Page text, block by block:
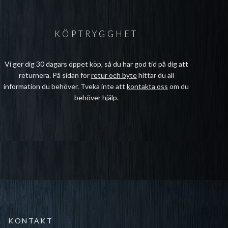
KÖPTRYGGHET
Vi ger dig 30 dagars öppet köp, så du har god tid på dig att
returnera. På sidan förretur och bytehittar du all
information du behöver. Tveka inte attkontakta oss om du
behöver hjälp.
KONTAKT